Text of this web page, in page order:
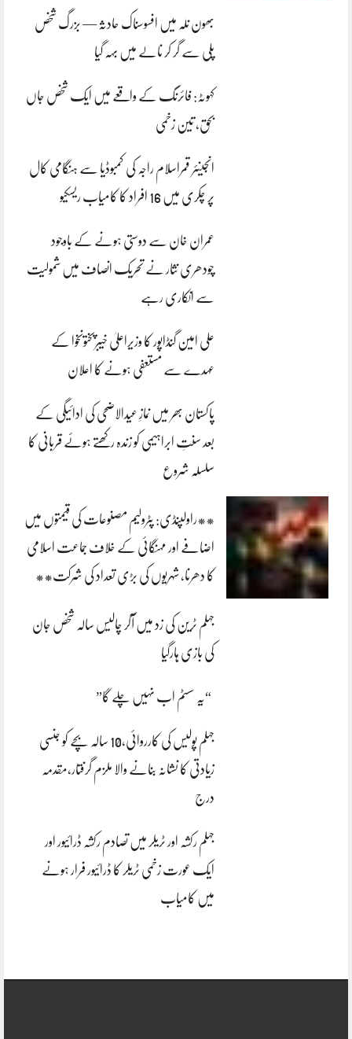
بھون نلہ میں افسوسناک حادثہ — بزرگ شخص
پلی سے گر کر نالے میں بہہ گیا
کہوٹہ: فائرنگ کے واقعے میں ایک شخص جاں
بحق، تین زخمی
انجینئر قمراسلام راجہ کی کمبوڈیا سے ہنگامی کال
پر چکری میں 16 افراد کا کامیاب ریسکیو
عمران خان سے دوستی ہونے کے باوجود
چودھری نثار نے تحریک انصاف میں شمولیت
سے انکاری رہے
علی امین گنڈاپور کا وزیراعلیٰ خیبرپختونخوا کے
عہدے سے مستعفی ہونے کا اعلان
پاکستان بھر میں نمازِ عیدالاضحی کی ادائیگی کے
بعد سنتِ ابراہیمی کو زندہ رکھتے ہوئے قربانی کا
سلسلہ شروع
**راولپنڈی: پٹرولیم مصنوعات کی قیمتوں میں
اضافے اور مہنگائی کے خلاف جماعت اسلامی
کا دھرنا، شہریوں کی بڑی تعداد کی شرکت**
جہلم ٹرین کی زد میں آکر چالیس سالہ شخص جان
کی بازی ہارگیا
“یہ سسٹم اب نہیں چلے گا”
جہلم پولیس کی کارروائی،10 سالہ بچے کو جنسی
زیادتی کا نشانہ بنانے والا ملزم گرفتار،مقدمہ
درج
جہلم رکشہ اور ٹریلر میں تصادم رکشہ ڈرائیور اور
ایک عورت زخمی ٹریلر کا ڈرائیور فرار ہونے
میں کامیاب